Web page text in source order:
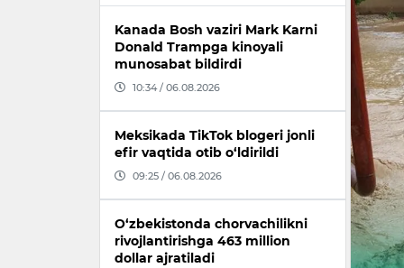
Kanada Bosh vaziri Mark Karni
Donald Trampga kinoyali
munosabat bildirdi
10:34 / 06.08.2026
Meksikada TikTok blogeri jonli
efir vaqtida otib o‘ldirildi
09:25 / 06.08.2026
O‘zbekistonda chorvachilikni
rivojlantirishga 463 million
dollar ajratiladi